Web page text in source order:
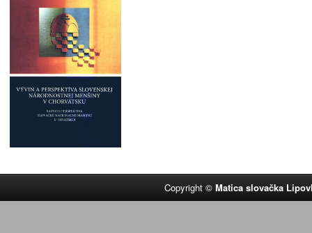
Copyright ©Matica slovačka